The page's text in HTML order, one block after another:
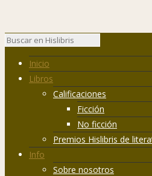
Inicio
Libros
Calificaciones
Ficción
No ficción
Premios Hislibris de
Info
Sobre nosotros